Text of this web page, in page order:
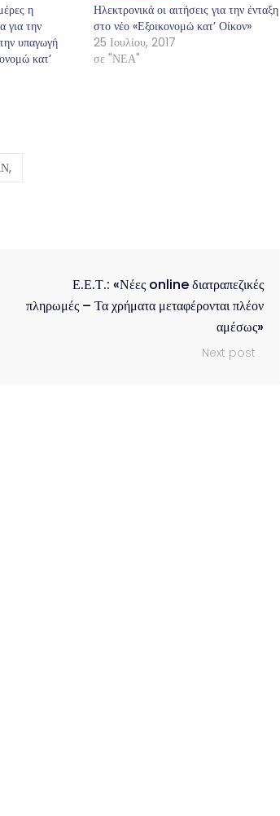
η
για την
υπαγωγή
κατ’
Ηλεκτρονικά οι αιτήσεις για την ένταξη
στο νέο «Εξοικονομώ κατ’ Οίκον»
25 Ιουλίου, 2017
σε "ΝΕΑ"
Ε.Ε.Τ.: «Νέες online διατραπεζικές
πληρωμές – Τα χρήματα μεταφέρονται πλέον
αμέσως»
Next post